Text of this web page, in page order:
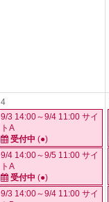
4
9/3 14:00～9/4 11:00 サイ
トA
受付中 (●)
9/4 14:00～9/5 11:00 サイ
トA
受付中 (●)
9/3 14:00～9/4 11:00 サイ